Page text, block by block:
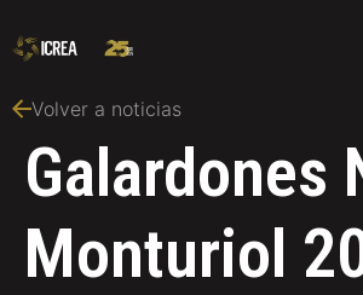
Volver a noticias
Galardones
Monturiol